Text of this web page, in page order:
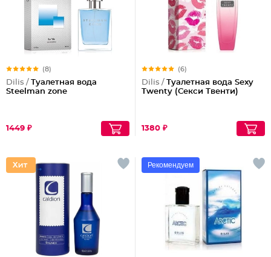
(8)
Dilis / Туалетная вода
Steelman zone
1449 ₽
(6)
Dilis / Туалетная вода Sexy
Twenty (Секси Твенти)
1380 ₽
Рекомендуем